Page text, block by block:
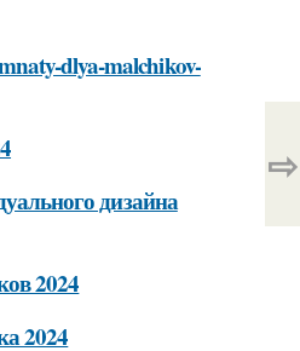
dlya-malchikov-
дизайна
2024
2024
⇨